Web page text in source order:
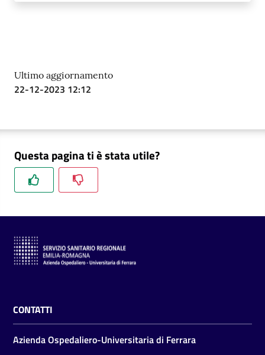
su
Ultimo aggiornamento
22-12-2023 12:12
Questa pagina ti è stata utile?
CONTATTI
Azienda Ospedaliero-Universitaria di Ferrara